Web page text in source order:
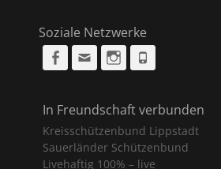
Soziale Netzwerke
Facebook
Email Instagram
In Freundschaft verbunden
Kreisschützenbund Lippstadt
Sauerländer Schützenbund
Livehaftig 100% – live